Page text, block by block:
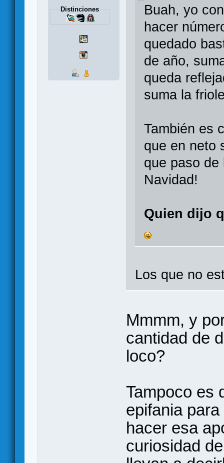
Distinciones
Buah, yo
hacer
quedado
de año,
queda
suma la
También es
que en neto
que paso de
Navidad!
Quien dijo
Los que no
Mmmm, y
cantidad de
loco?
Tampoco es
epifania
hacer esa
curiosidad